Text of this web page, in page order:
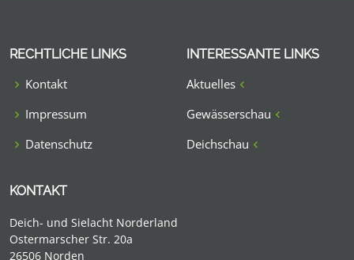
RECHTLICHE LINKS
Kontakt
Impressum
Datenschutz
INTERESSANTE LINKS
Aktuelles
Gewässerschau
Deichschau
KONTAKT
Deich- und Sielacht Norderland
Ostermarscher Str. 20a
26506 Norden